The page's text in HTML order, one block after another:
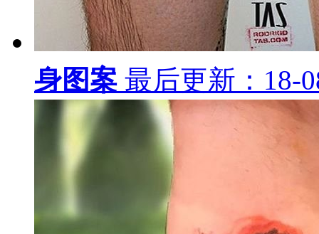
身图案 最后更新：18-